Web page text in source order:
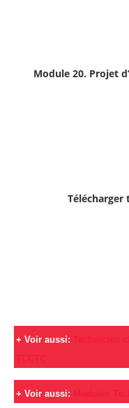
Module 20. Projet
Télécharger
+ Voir aussi:
+ Voir aussi: